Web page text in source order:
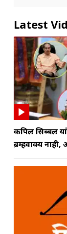
Latest
कपिल सिब्बल
ब्रम्हवाक्य नाही,